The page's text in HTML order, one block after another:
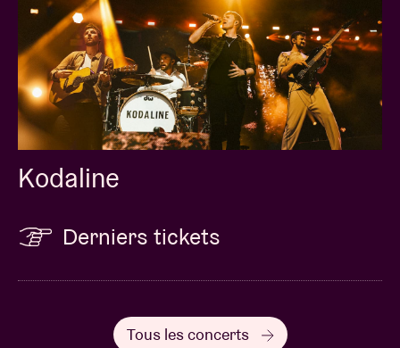
Kodaline
Derniers tickets
Tous les concerts